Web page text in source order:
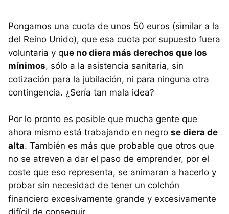
Pongamos una cuota de unos 50 euros (similar a la
del Reino Unido), que esa cuota por supuesto fuera
voluntaria y que no diera más derechos que los
mínimos, sólo a la asistencia sanitaria, sin
cotización para la jubilación, ni para ninguna otra
contingencia. ¿Sería tan mala idea?
Por lo pronto es posible que mucha gente que
ahora mismo está trabajando en negro se diera de
alta. También es más que probable que otros que
no se atreven a dar el paso de emprender, por el
coste que eso representa, se animaran a hacerlo y
probar sin necesidad de tener un colchón
financiero excesivamente grande y excesivamente